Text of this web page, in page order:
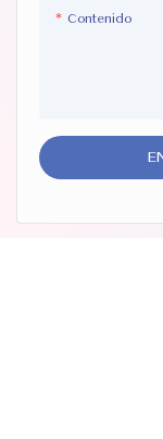
Contenido